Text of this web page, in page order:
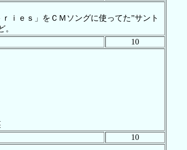
ｉｅｓ」をＣＭソングに使ってた”サント
10
10